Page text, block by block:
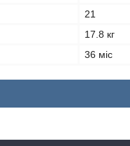
21
17.8 кг
36 міс